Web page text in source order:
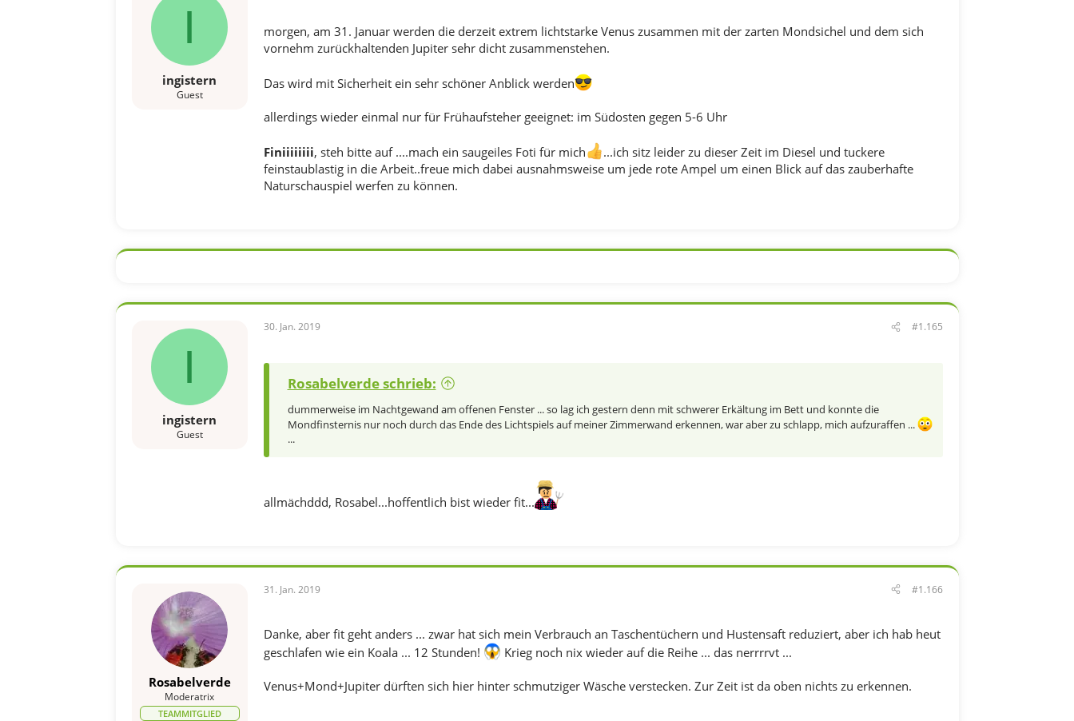
I
ingistern
Guest
morgen, am 31. Januar werden die derzeit extrem lichtstarke Venus zusammen mit der zarten Mondsichel und dem sich
vornehm zurückhaltenden Jupiter sehr dicht zusammenstehen.
Das wird mit Sicherheit ein sehr schöner Anblick werden
allerdings wieder einmal nur für Frühaufsteher geeignet: im Südosten gegen 5-6 Uhr
Finiiiiiiii, steh bitte auf ....mach ein saugeiles Foti für mich
...ich sitz leider zu dieser Zeit im Diesel und tuckere
feinstaublastig in die Arbeit..freue mich dabei ausnahmsweise um jede rote Ampel um einen Blick auf das zauberhafte
Naturschauspiel werfen zu können.
I
ingistern
Guest
30. Jan. 2019 #1.165
Rosabelverde schrieb:
dummerweise im Nachtgewand am offenen Fenster ... so lag ich gestern denn mit schwerer Erkältung im Bett und konnte die
Mondfinsternis nur noch durch das Ende des Lichtspiels auf meiner Zimmerwand erkennen, war aber zu schlapp, mich aufzuraffen ...
...
allmächddd, Rosabel...hoffentlich bist wieder fit...
Rosabelverde
Moderatrix
TEAMMITGLIED
31. Jan. 2019 #1.166
Danke, aber fit geht anders ... zwar hat sich mein Verbrauch an Taschentüchern und Hustensaft reduziert, aber ich hab heut
geschlafen wie ein Koala ... 12 Stunden!
Krieg noch nix wieder auf die Reihe ... das nerrrrvt ...
Venus+Mond+Jupiter dürften sich hier hinter schmutziger Wäsche verstecken. Zur Zeit ist da oben nichts zu erkennen.